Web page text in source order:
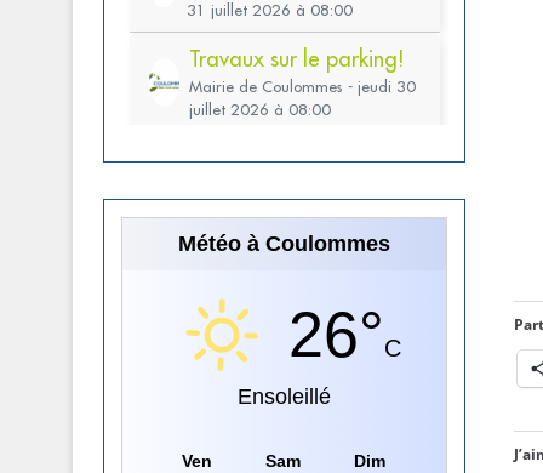
Météo à Coulommes
26°C
Ensoleillé
Ven Sam Dim